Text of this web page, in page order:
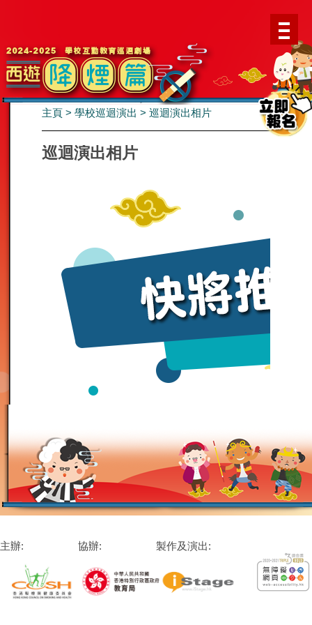
主頁 > 學校巡迴演出 > 巡迴演出相片
巡迴演出相片
主辦: 協辦: 製作及演出: